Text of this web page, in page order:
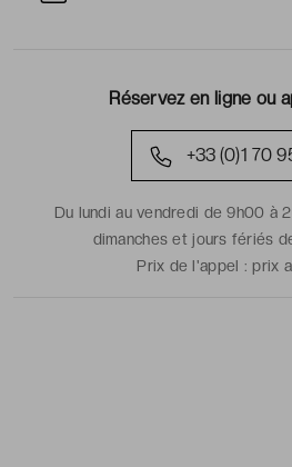
Réservez en ligne ou
+33 (0)1 70
Du lundi au vendredi de 9h00 à
dimanches et jours fériés
Prix de l'appel :prix